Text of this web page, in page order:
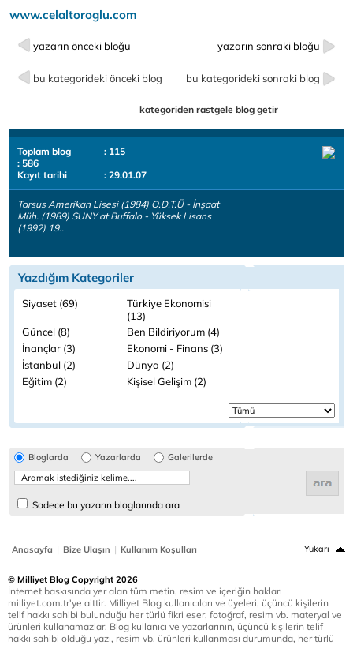
www.celaltoroglu.com
yazarın önceki bloğu yazarın sonraki bloğu
bu kategorideki önceki blog bu kategorideki sonraki blog
kategoriden rastgele blog getir
Toplam blog
: 115
: 586
Kayıt tarihi
: 29.01.07
Tarsus Amerikan Lisesi (1984) O.D.T.Ü - İnşaat
Müh. (1989) SUNY at Buffalo - Yüksek Lisans
(1992) 19..
Yazdığım Kategoriler
Siyaset (69) Türkiye Ekonomisi
(13)
Güncel (8)
Ben Bildiriyorum (4)
İnançlar (3)
Ekonomi - Finans (3)
İstanbul (2)
Dünya (2)
Eğitim (2)
Kişisel Gelişim (2)
Bloglarda Yazarlarda Galerilerde
Sadece bu yazarın bloglarında ara
Anasayfa | Bize Ulaşın | Kullanım Koşulları Yukarı
© Milliyet Blog Copyright 2026
İnternet baskısında yer alan tüm metin, resim ve içeriğin hakları
milliyet.com.tr'ye aittir. Milliyet Blog kullanıcıları ve üyeleri, üçüncü kişilerin
telif hakkı sahibi bulunduğu her türlü fikri eser, fotoğraf, resim vb. materyal ve
ürünleri kullanamazlar. Blog kullanıcı ve yazarlarının, üçüncü kişilerin telif
hakkı sahibi olduğu yazı, resim vb. ürünleri kullanması durumunda, her türlü